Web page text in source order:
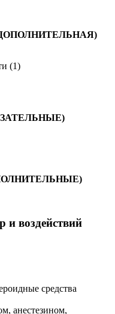
(ДОПОЛНИТЕЛЬНАЯ)
(1)
и воздействий
средства
анестезином,